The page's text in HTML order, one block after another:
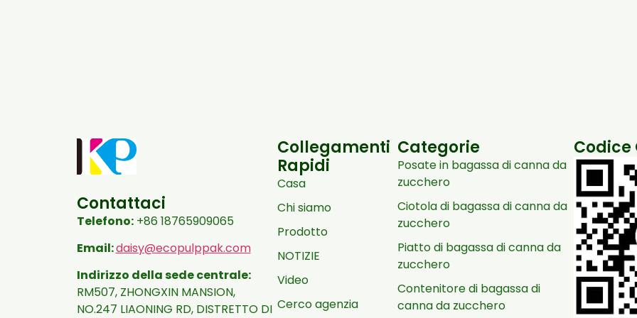
Contattaci
Telefono:+86 18765909065
Email:daisy@ecopulppak.com
Indirizzo della sede centrale:
RM507, ZHONGXIN MANSION,
NO.247 LIAONING RD, DISTRETTO DI
Collegamenti
Rapidi
Casa
Chi siamo
Prodotto
NOTIZIE
Video
Cerco agenzia
Categorie
Posate in bagassa di canna da
zucchero
Ciotola di bagassa di canna da
zucchero
Piatto di bagassa di canna da
zucchero
Contenitore di bagassa di
canna da zucchero
Codice